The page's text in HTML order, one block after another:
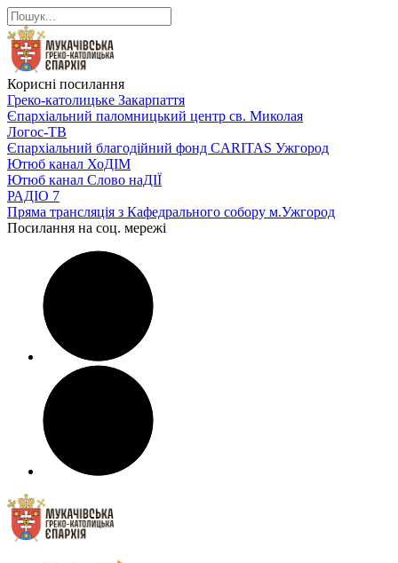
Корисні посилання
Греко-католицьке Закарпаття
Єпархіальний паломницький центр св. Миколая
Логос-ТВ
Єпархіальний благодійний фонд CARITAS Ужгород
Ютюб канал ХоДІМ
Ютюб канал Слово наДІЇ
РАДІО 7
Пряма трансляція з Кафедрального собору м.Ужгород
Посилання на соц. мережі